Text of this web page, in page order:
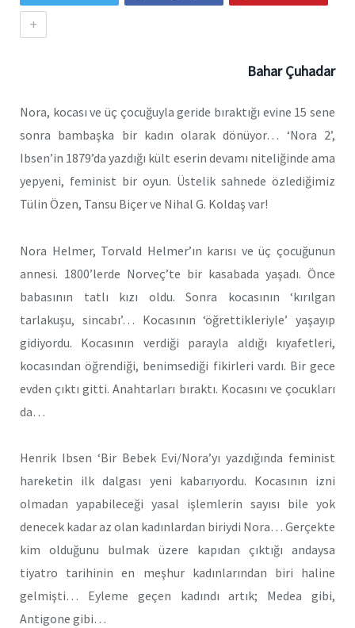
+
Bahar Çuhadar
Nora, kocası ve üç çocuğuyla geride bıraktığı evine 15 sene
sonra bambaşka bir kadın olarak dönüyor… ‘Nora 2’,
Ibsen’in 1879’da yazdığı kült eserin devamı niteliğinde ama
yepyeni, feminist bir oyun. Üstelik sahnede özlediğimiz
Tülin Özen, Tansu Biçer ve Nihal G. Koldaş var!
Nora Helmer, Torvald Helmer’ın karısı ve üç çocuğunun
annesi. 1800’lerde Norveç’te bir kasabada yaşadı. Önce
babasının tatlı kızı oldu. Sonra kocasının ‘kırılgan
tarlakuşu, sincabı’… Kocasının ‘öğrettikleriyle’ yaşayıp
gidiyordu. Kocasının verdiği parayla aldığı kıyafetleri,
kocasından öğrendiği, benimsediği fikirleri vardı. Bir gece
evden çıktı gitti. Anahtarları bıraktı. Kocasını ve çocukları
da…
Henrik Ibsen ‘Bir Bebek Evi/Nora’yı yazdığında feminist
hareketin ilk dalgası yeni kabarıyordu. Kocasının izni
olmadan yapabileceği yasal işlemlerin sayısı bile yok
denecek kadar az olan kadınlardan biriydi Nora… Gerçekte
kim olduğunu bulmak üzere kapıdan çıktığı andaysa
tiyatro tarihinin en meşhur kadınlarından biri haline
gelmişti… Eyleme geçen kadındı artık; Medea gibi,
Antigone gibi…